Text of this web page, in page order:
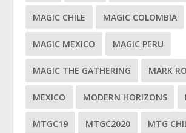
MAGIC CHILE MAGIC COLOMBIA
MAGIC MEXICO MAGIC PERU
MAGIC THE GATHERING MARK
MEXICO MODERN HORIZONS
MTGC19 MTGC2020 MTG